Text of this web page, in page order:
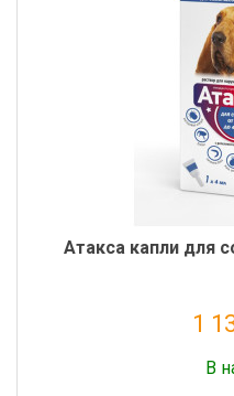
Атакса капли для
1
В